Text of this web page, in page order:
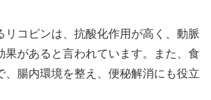
リコピンは、抗酸化作用が高く、動脈
果があると言われています。また、食
、腸内環境を整え、便秘解消にも役立